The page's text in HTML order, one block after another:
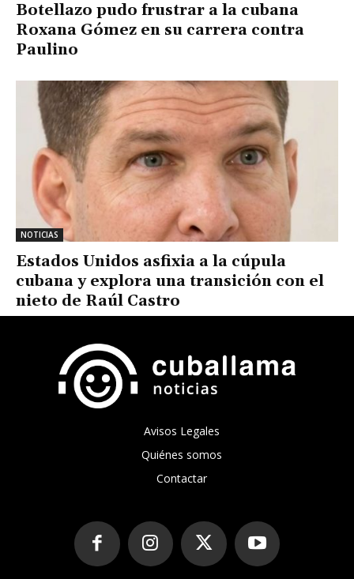
Botellazo pudo frustrar a la cubana
Roxana Gómez en su carrera contra
Paulino
NOTICIAS
Estados Unidos asfixia a la cúpula
cubana y explora una transición con el
nieto de Raúl Castro
Avisos Legales
Quiénes somos
Contactar